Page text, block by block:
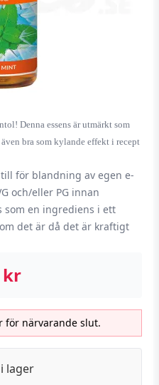
Denna essens är utmärkt som
bra som kylande effekt i recept
för blandning av egen e-
och/eller PG innan
som en ingrediens i ett
det är då det är kraftigt
kr
för närvarande slut.
lager